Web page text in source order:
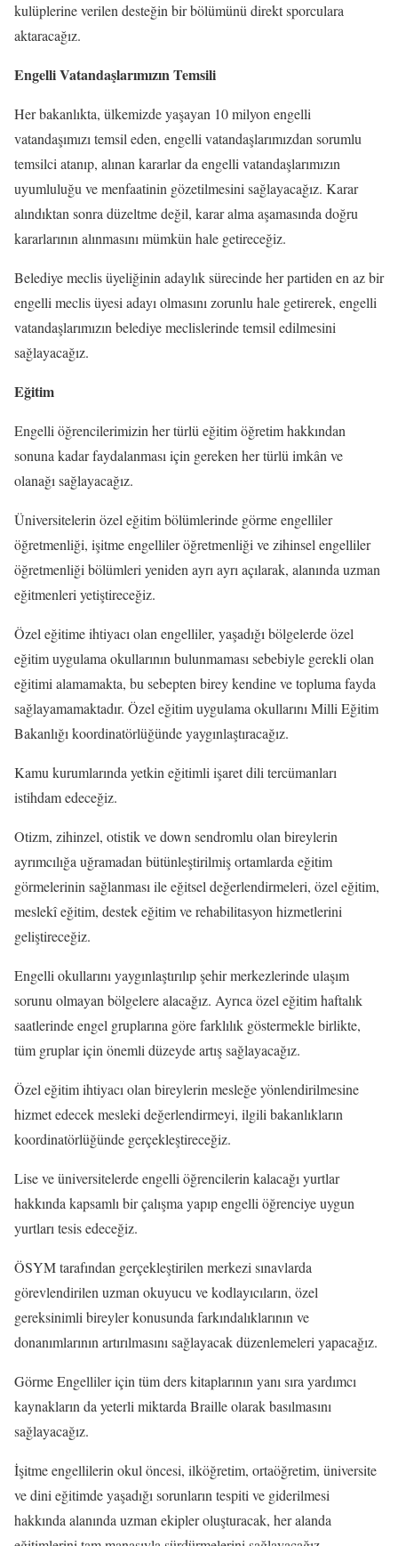
kulüplerine verilen desteğin bir bölümünü direkt sporculara
aktaracağız.
Engelli Vatandaşlarımızın Temsili
Her bakanlıkta, ülkemizde yaşayan 10 milyon engelli
vatandaşımızı temsil eden, engelli vatandaşlarımızdan sorumlu
temsilci atanıp, alınan kararlar da engelli vatandaşlarımızın
uyumluluğu ve menfaatinin gözetilmesini sağlayacağız. Karar
alındıktan sonra düzeltme değil, karar alma aşamasında doğru
kararlarının alınmasını mümkün hale getireceğiz.
Belediye meclis üyeliğinin adaylık sürecinde her partiden en az bir
engelli meclis üyesi adayı olmasını zorunlu hale getirerek, engelli
vatandaşlarımızın belediye meclislerinde temsil edilmesini
sağlayacağız.
Eğitim
Engelli öğrencilerimizin her türlü eğitim öğretim hakkından
sonuna kadar faydalanması için gereken her türlü imkân ve
olanağı sağlayacağız.
Üniversitelerin özel eğitim bölümlerinde görme engelliler
öğretmenliği, işitme engelliler öğretmenliği ve zihinsel engelliler
öğretmenliği bölümleri yeniden ayrı ayrı açılarak, alanında uzman
eğitmenleri yetiştireceğiz.
Özel eğitime ihtiyacı olan engelliler, yaşadığı bölgelerde özel
eğitim uygulama okullarının bulunmaması sebebiyle gerekli olan
eğitimi alamamakta, bu sebepten birey kendine ve topluma fayda
sağlayamamaktadır. Özel eğitim uygulama okullarını Milli Eğitim
Bakanlığı koordinatörlüğünde yaygınlaştıracağız.
Kamu kurumlarında yetkin eğitimli işaret dili tercümanları
istihdam edeceğiz.
Otizm, zihinzel, otistik ve down sendromlu olan bireylerin
ayrımcılığa uğramadan bütünleştirilmiş ortamlarda eğitim
görmelerinin sağlanması ile eğitsel değerlendirmeleri, özel eğitim,
meslekî eğitim, destek eğitim ve rehabilitasyon hizmetlerini
geliştireceğiz.
Engelli okullarını yaygınlaştırılıp şehir merkezlerinde ulaşım
sorunu olmayan bölgelere alacağız. Ayrıca özel eğitim haftalık
saatlerinde engel gruplarına göre farklılık göstermekle birlikte,
tüm gruplar için önemli düzeyde artış sağlayacağız.
Özel eğitim ihtiyacı olan bireylerin mesleğe yönlendirilmesine
hizmet edecek mesleki değerlendirmeyi, ilgili bakanlıkların
koordinatörlüğünde gerçekleştireceğiz.
Lise ve üniversitelerde engelli öğrencilerin kalacağı yurtlar
hakkında kapsamlı bir çalışma yapıp engelli öğrenciye uygun
yurtları tesis edeceğiz.
ÖSYM tarafından gerçekleştirilen merkezi sınavlarda
görevlendirilen uzman okuyucu ve kodlayıcıların, özel
gereksinimli bireyler konusunda farkındalıklarının ve
donanımlarının artırılmasını sağlayacak düzenlemeleri yapacağız.
Görme Engelliler için tüm ders kitaplarının yanı sıra yardımcı
kaynakların da yeterli miktarda Braille olarak basılmasını
sağlayacağız.
İşitme engellilerin okul öncesi, ilköğretim, ortaöğretim, üniversite
ve dini eğitimde yaşadığı sorunların tespiti ve giderilmesi
hakkında alanında uzman ekipler oluşturacak, her alanda